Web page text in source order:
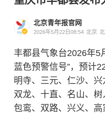
北京青年报官网
2026年5月22日08:54 北京
丰都县气象台2026年5
蓝色预警信号”，预计
明寺、三元、仁沙、兴
双龙、十直、名山、树
包鸾、双路、兴义、高